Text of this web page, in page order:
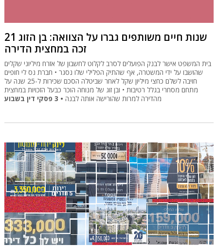
21 שנות חיים משותפים גברו על הצוואה: בן הזוג
זכה במחצית הדירה
בית המשפט אישר לבנק הפועלים לסרב לקלוט לחשבון של אזרח מיליוני שקלים
שהושבו על ידי המשטרה, אף שהתיק הפלילי שלו נסגר • חברת נס לי חופים
חויבה לשלם כחצי מיליון שקל לאחר שביטלה הסכם שכירות ל-25 שנה על
מתחם מסחרי בגלל רטיבות • ובן זוג של מנוחה הוכר כבעל הזכויות במחצית
מהדירה למרות שהורישה אותה לבנה